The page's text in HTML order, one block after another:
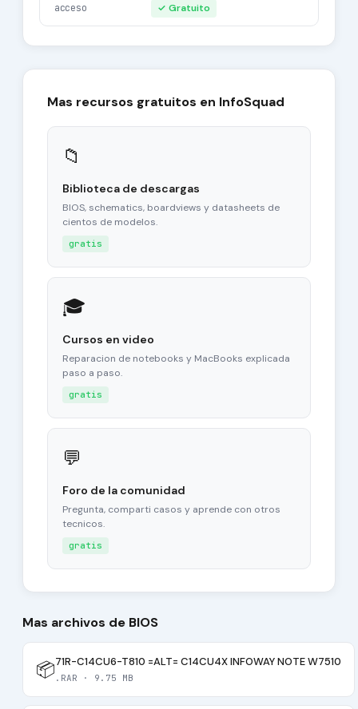
acceso ✓ Gratuito
Mas recursos gratuitos en InfoSquad
📁
Biblioteca de descargas
BIOS, schematics, boardviews y datasheets de
cientos de modelos.
gratis
🎓
Cursos en video
Reparacion de notebooks y MacBooks explicada
paso a paso.
gratis
💬
Foro de la comunidad
Pregunta, comparti casos y aprende con otros
tecnicos.
gratis
Mas archivos de BIOS
📦71R-C14CU6-T810 =ALT= C14CU4X INFOWAY NOTE W7510
.RAR · 9.75 MB